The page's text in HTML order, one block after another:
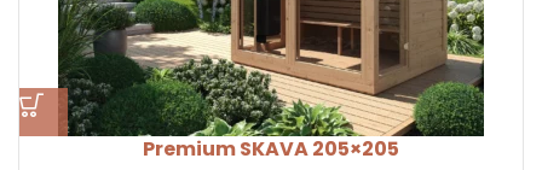
Premium SKAVA 205×205